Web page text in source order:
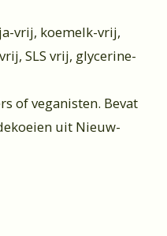
vrij, koemelk-vrij,
SLS vrij, glycerine-
of veganisten. Bevat
uit Nieuw-